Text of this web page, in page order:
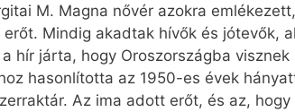
M. Magna nővér azokra
Mindig akadtak hívők és jótevők,
hír járta, hogy Oroszországba
hasonlította az 1950-es évek
Az ima adott erőt, és az,